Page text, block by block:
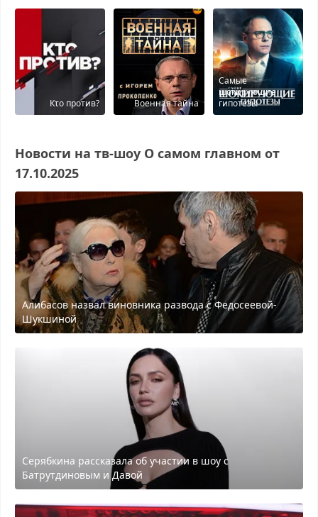
Кτо против? Военная тайна
Самые
шокирующие
гипотезы
Новости на тв-шоу О самом главном от
17.10.2025
Алибасов назвал виновника развода с Федосеевой-
Шукшиной
Серябкина рассказала об участии в шоу с
Батрутдиновым и Давой